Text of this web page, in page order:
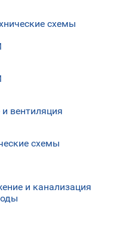
схемы
вентиляция
схемы
и канализация